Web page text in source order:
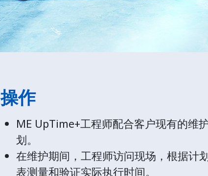
操作
ME UpTime+工程师配合客户现有的维
划。
在维护期间，工程师访问现场，根据计
表测量和验证实际执行时间。